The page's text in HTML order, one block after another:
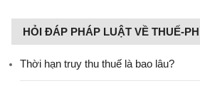
HỎI ĐÁP PHÁP LUẬT VỀ THUẾ-
Thời hạn truy thu thuế là bao lâu?